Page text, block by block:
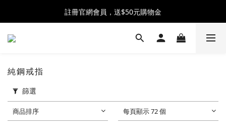
全館消費滿$2500 贈 ♡ 冰淇淋提霸杯 ♡
註冊官網會員，送$50元購物金
全館消費滿$2500 贈 ♡ 冰淇淋提霸杯 ♡
純鋼戒指
篩選
商品排序 每頁顯示 72 個